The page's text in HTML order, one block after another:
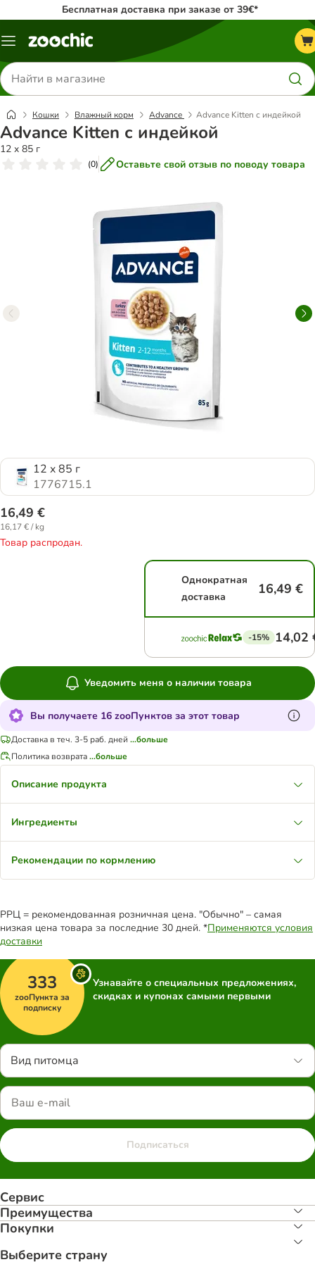
Бесплатная доставка при заказе от 39€*
Каталог
Поиск
товаров
Кошки Влажный корм Advance Advance Kitten с индейкой
Advance Kitten с индейкой
12 x 85 г
(0) Оставьте свой отзыв по поводу товара
12 x 85 г
1776715.1
16,49 €
16,17 € / kg
Товар распродан.
Однократная
доставка
16,49 €
-15% 14,02
Уведомить меня о наличии товара
Вы получаете 16 zooПунктов за этот товар
Доставка в теч. 3-5 раб. дней ...больше
Политика возврата...больше
Описание продукта
Ингредиенты
Рекомендации по кормлению
РРЦ = рекомендованная розничная цена. "Обычно" – самая
низкая цена товара за последние 30 дней. *Применяются условия
доставки
333
zooПункта за
подписку
Узнавайте о специальных предложениях,
скидках и купонах самыми первыми
Вид питомца
Подписаться
Сервис
Преимуществa
Покупки
Выберите страну